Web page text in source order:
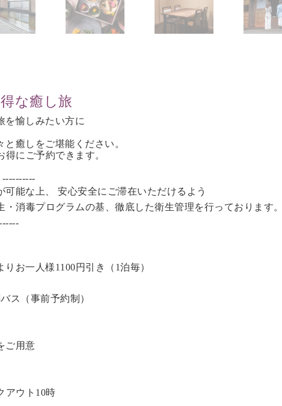
な癒し旅
を愉しみたい方に
と癒しをご堪能ください。
得にご予約できます。
能な上、 安心安全にご滞在いただけるよう
・消毒プログラムの基、徹底した衛生管理を行っております。
りお一人様1100円引き（1泊毎）
ス（事前予約制）
ご用意
アウト10時